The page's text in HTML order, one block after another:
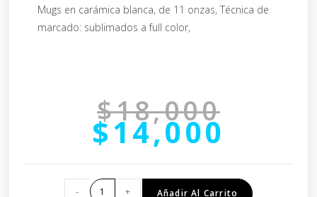
Mugs en carámica blanca, de 11 onzas, Técnica de
marcado: sublimados a full color,
$18,000
$14,000
- + Añadir Al Carrito